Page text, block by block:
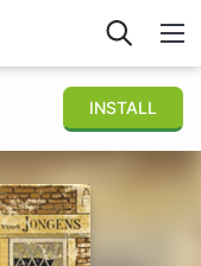
INSTALL